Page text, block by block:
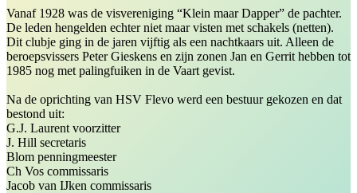
Vanaf 1928 was de visvereniging “Klein maar Dapper” de pachter.
De leden hengelden echter niet maar visten met schakels (netten).
Dit clubje ging in de jaren vijftig als een nachtkaars uit. Alleen de
beroepsvissers Peter Gieskens en zijn zonen Jan en Gerrit hebben tot
1985 nog met palingfuiken in de Vaart gevist.
Na de oprichting van HSV Flevo werd een bestuur gekozen en dat
bestond uit:
G.J. Laurent voorzitter
J. Hill secretaris
Blom penningmeester
Ch Vos commissaris
Jacob van IJken commissaris